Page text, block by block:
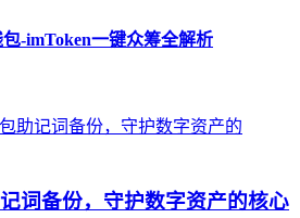
-imToken一键众筹全解析
词备份，守护数字资产的核心